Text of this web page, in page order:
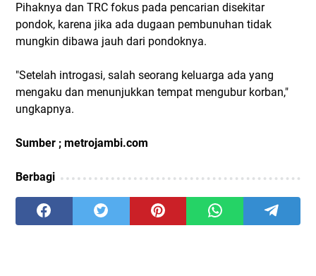
Pihaknya dan TRC fokus pada pencarian disekitar
pondok, karena jika ada dugaan pembunuhan tidak
mungkin dibawa jauh dari pondoknya.
"Setelah introgasi, salah seorang keluarga ada yang
mengaku dan menunjukkan tempat mengubur korban,"
ungkapnya.
Sumber ; metrojambi.com
Berbagi